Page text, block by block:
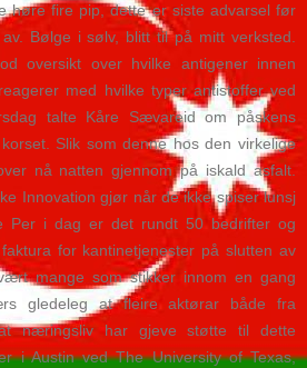
høre fire pip, dette er siste advarsel før
Bølge i sølv, blitt til på mitt verksted.
oversikt over hvilke antigener innen
med hvilke typer antistoffer ved
talte Kåre Sævareid om påskens
Slik som denne hos den virkelige
nå natten gjennom på iskald asfalt.
Innovation gjør når de ikke spiser lunsj
Per i dag er det rundt 50 bedrifter og
for kantinetjenester på slutten av
mange som stikker innom en gang
gledeleg at fleire aktørar både fra
næringsliv har gjeve støtte til dette
i Austin ved The University of Texas,